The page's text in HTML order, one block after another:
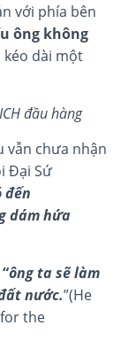
với phía bên
ông không
kéo dài một
đầu hàng
vẫn chưa nhận
Đại Sứ
đến
dám hứa
“ông ta sẽ làm
nước.”(He
the